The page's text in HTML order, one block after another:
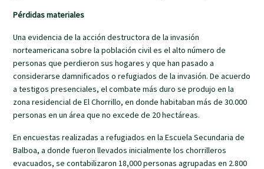
Pérdidas materiales
Una evidencia de la acción destructora de la invasión
norteamericana sobre la población civil es el alto número de
personas que perdieron sus hogares y que han pasado a
considerarse damnificados o refugiados de la invasión. De acuerdo
a testigos presenciales, el combate más duro se produjo en la
zona residencial de El Chorrillo, en donde habitaban más de 30.000
personas en un área que no excede de 20 hectáreas.
En encuestas realizadas a refugiados en la Escuela Secundaria de
Balboa, a donde fueron llevados inicialmente los chorrilleros
evacuados, se contabilizaron 18,000 personas agrupadas en 2.800